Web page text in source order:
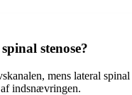
stenose?
mens lateral
indsnævringen.